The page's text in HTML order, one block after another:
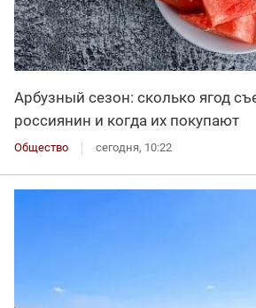
Арбузный сезон: сколько ягод
россиянин и когда их покупают
Общество сегодня, 10:22